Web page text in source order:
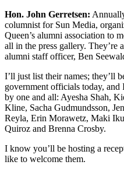
Hon. John Gerretsen:
columnist for Sun Media,
Queen’s alumni association to
all in the press gallery. They’re
alumni staff officer, Ben
I’ll just list their names; they’ll
government officials today, and
by one and all: Ayesha Shah,
Kline, Sacha Gudmundsson,
Reyla, Erin Morawetz, Maki
Quiroz and Brenna Crosby.
I know you’ll be hosting a
like to welcome them.